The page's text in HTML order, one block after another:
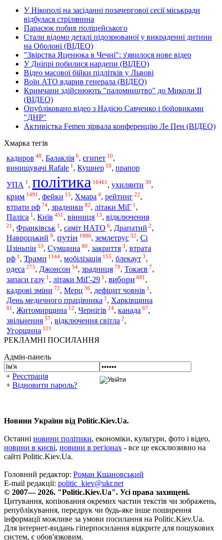
У Нікополі на засіданні позачергової сесії міськради
відбулася стрілянина
Парасюк побив поліцейського
Стали відомо деталі підозрюваної у викраденні дитини
на Оболоні (ВІДЕО)
"Звірства Яценюка в Чечні": з'явилося нове відео
У Дніпрі побилися нардепи (ВІДЕО)
Відео масової бійки підлітків у Львові
Воїн АТО вдарив генерала (ВІДЕО)
Кримчани здійснюють "паломництво" до Миколи ІІ
(ВІДЕО)
Опубліковано відео з Надією Савченко і бойовиками
"ДНР"
Активістка Femen зірвала конференцію Ле Пен (ВІДЕО)
Хмарка тегів
кадиров 48, Балаклія 6, єгипет 10,
винищувачі Rafale 1 , Кушнер 10, прапор
УПА 1 , політика 16461 , ухилянти 30,
крим 1491 , фейки 13, Хмара 4, рейтинг 22,
втрати рф 74, зрадники 82, літаки МіГ 1 ,
Паліса 1 , Київ 451 , вінниця 13, відключення
21 , Франківськ 1 , саміт НАТО 6, Драпатий 2,
Навроцький 9, путін 1886, землетрус 32, Сі
Цзіньпін 53, Сумщина 80, закриття 3, втрата
рф 1 , Трамп 1144, мобілізація 155, блекаут 3,
одеса 275, Джонсон 54, зрадниця 70, Токаєв 7,
запаси газу 1 , літаки МіГ-29 1 , вибори 681 ,
кадрові зміни 72, Мерц 36, дефіцит човнів 1 ,
День медичного працівника 1 , Харківщина
81 , Житомирщина 12, Чернігів 24, канада 67,
звільнення 57, відключення світла 2,
Угорщина 111
РЕКЛАМНІ ПОСИЛАННЯ
Адмін-панель
+ Реєстрація
+ Відновити пароль?
Новини України від Politic.Kiev.Ua.
Останні новини політики, економіки, культури, фото і відео,
новини в києві, новини в регіонах - все це ексклюзивно на
сайті Politic.Kiev.Ua.
Головний редактор: Роман Кшановський
E-mail редакції: politic_kiev@ukr.net
© 2007— 2026. "Politic.Kiev.Ua". Усі права захищені.
Цитування, копіювання окремих частин текстів чи зображень,
републікування, передрук чи будь-яке інше поширення
інформації можливе за умови посилання на Politic.Kiev.Ua.
Для інтернет-видань гіперпосилання відкрите для пошукових
систем, є обов'язковим.